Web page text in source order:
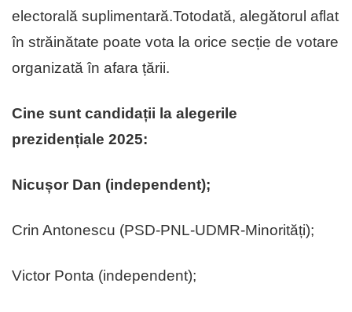
electorală suplimentară.Totodată, alegătorul aflat
în străinătate poate vota la orice secție de votare
organizată în afara țării.
Cine sunt candidații la alegerile
prezidențiale 2025:
Nicușor Dan (independent);
Crin Antonescu (PSD-PNL-UDMR-Minorități);
Victor Ponta (independent);